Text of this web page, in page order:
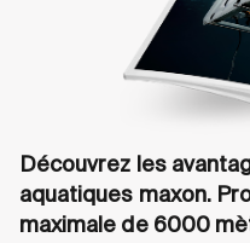
Découvrez les
aquatiques maxon.
maximale de 6000